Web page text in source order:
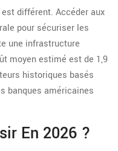
différent. Accéder aux
pour sécuriser les
une infrastructure
moyen estimé est de 1,9
historiques basés
banques américaines
En 2026 ?